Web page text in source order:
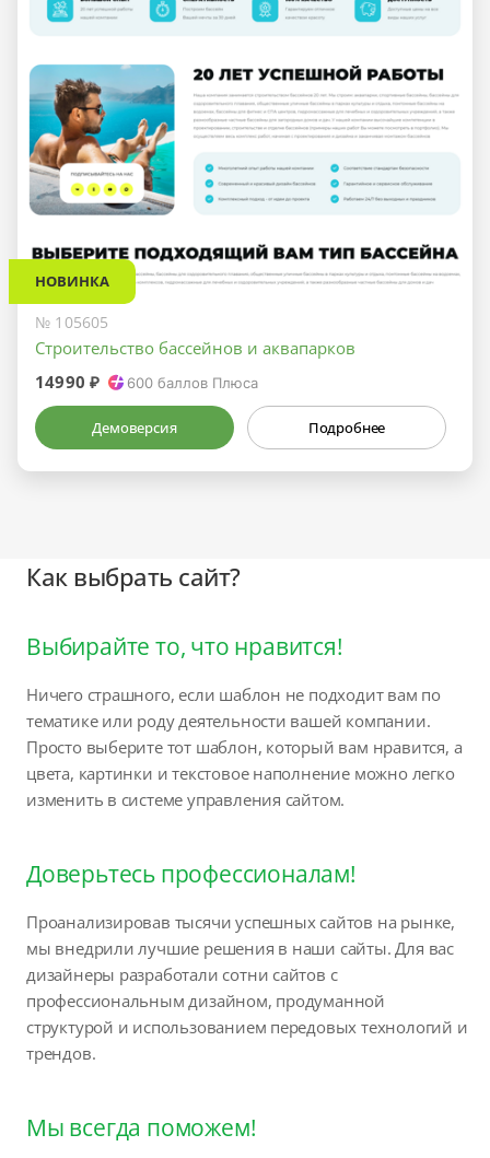
НОВИНКА
№ 105605
Строительство бассейнов и аквапарков
14990 ₽
600 баллов Плюса
Демоверсия Подробнее
Как выбрать сайт?
Выбирайте то, что нравится!
Ничего страшного, если шаблон не подходит вам по
тематике или роду деятельности вашей компании.
Просто выберите тот шаблон, который вам нравится, а
цвета, картинки и текстовое наполнение можно легко
изменить в системе управления сайтом.
Доверьтесь профессионалам!
Проанализировав тысячи успешных сайтов на рынке,
мы внедрили лучшие решения в наши сайты. Для вас
дизайнеры разработали сотни сайтов с
профессиональным дизайном, продуманной
структурой и использованием передовых технологий и
трендов.
Мы всегда поможем!